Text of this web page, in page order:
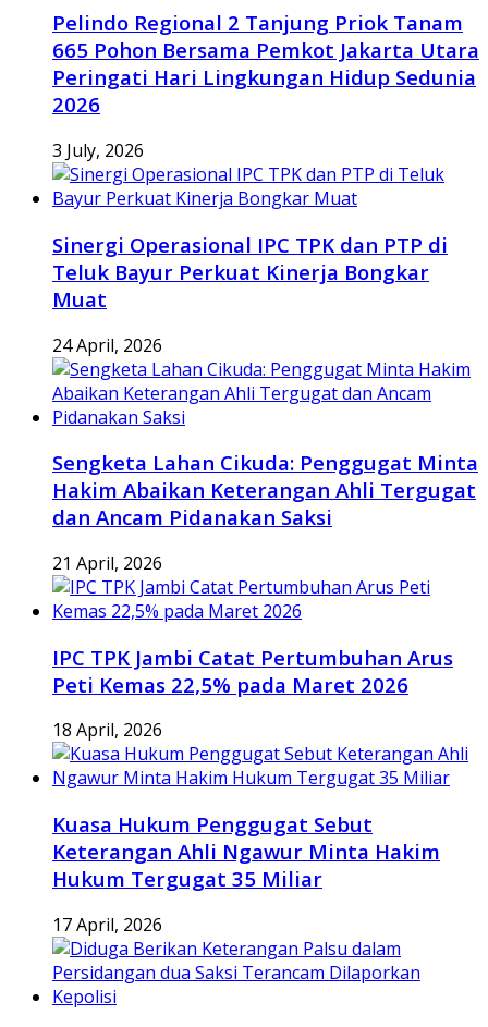
Pelindo Regional 2 Tanjung Priok Tanam
665 Pohon Bersama Pemkot Jakarta Utara
Peringati Hari Lingkungan Hidup Sedunia
2026
3 July, 2026
Sinergi Operasional IPC TPK dan PTP di
Teluk Bayur Perkuat Kinerja Bongkar
Muat
24 April, 2026
Sengketa Lahan Cikuda: Penggugat Minta
Hakim Abaikan Keterangan Ahli Tergugat
dan Ancam Pidanakan Saksi
21 April, 2026
IPC TPK Jambi Catat Pertumbuhan Arus
Peti Kemas 22,5% pada Maret 2026
18 April, 2026
Kuasa Hukum Penggugat Sebut
Keterangan Ahli Ngawur Minta Hakim
Hukum Tergugat 35 Miliar
17 April, 2026